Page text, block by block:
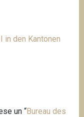
in den Kantonen
un “Bureau des